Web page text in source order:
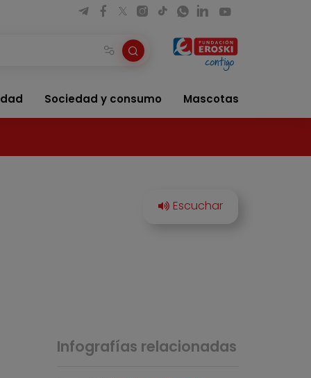
Sociedad y consumo Mascotas
Infografías relacionadas